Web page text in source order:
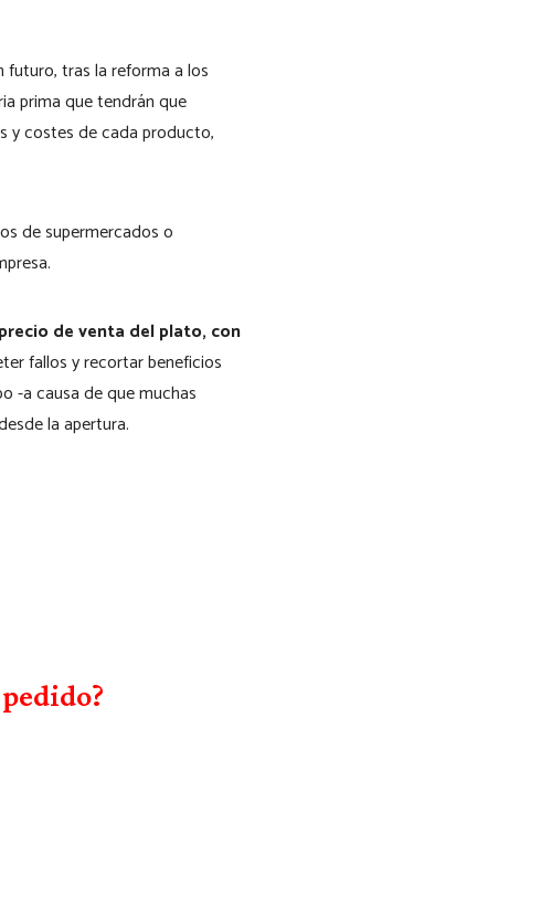
tras la reforma a los
prima que tendrán que
y costes de cada producto,
de supermercados o
de venta del plato, con
fallos y recortar beneficios
-a causa de que muchas
la apertura.